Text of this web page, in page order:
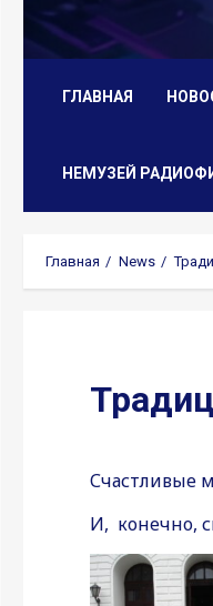
ГЛАВНАЯ
НЕМУЗЕЙ
Главная News
Счастливые
И, конечно,